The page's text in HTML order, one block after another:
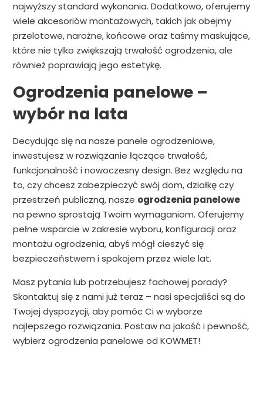
najwyższy standard wykonania. Dodatkowo, oferujemy
wiele akcesoriów montażowych, takich jak obejmy
przelotowe, narożne, końcowe oraz taśmy maskujące,
które nie tylko zwiększają trwałość ogrodzenia, ale
również poprawiają jego estetykę.
Ogrodzenia panelowe –
wybór na lata
Decydując się na nasze panele ogrodzeniowe,
inwestujesz w rozwiązanie łączące trwałość,
funkcjonalność i nowoczesny design. Bez względu na
to, czy chcesz zabezpieczyć swój dom, działkę czy
przestrzeń publiczną, nasze ogrodzenia panelowe
na pewno sprostają Twoim wymaganiom. Oferujemy
pełne wsparcie w zakresie wyboru, konfiguracji oraz
montażu ogrodzenia, abyś mógł cieszyć się
bezpieczeństwem i spokojem przez wiele lat.
Masz pytania lub potrzebujesz fachowej porady?
Skontaktuj się z nami już teraz – nasi specjaliści są do
Twojej dyspozycji, aby pomóc Ci w wyborze
najlepszego rozwiązania. Postaw na jakość i pewność,
wybierz ogrodzenia panelowe od KOWMET!